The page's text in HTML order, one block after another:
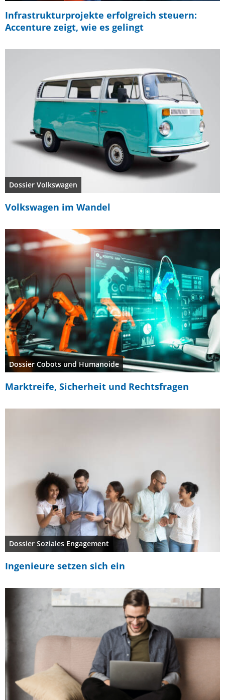
Infrastrukturprojekte erfolgreich steuern:
Accenture zeigt, wie es gelingt
Dossier Volkswagen
Volkswagen im Wandel
Dossier Cobots und Humanoide
Marktreife, Sicherheit und Rechtsfragen
Dossier Soziales Engagement
Ingenieure setzen sich ein